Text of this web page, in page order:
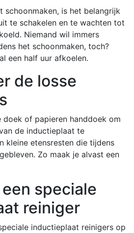
schoonmaken, is het belangrijk
te schakelen en te wachten tot
Niemand wil immers
het schoonmaken, toch?
een half uur afkoelen.
de losse
doek of papieren handdoek om
de inductieplaat te
kleine etensresten die tijdens
Zo maak je alvast een
speciale
reiniger
inductieplaat reinigers op